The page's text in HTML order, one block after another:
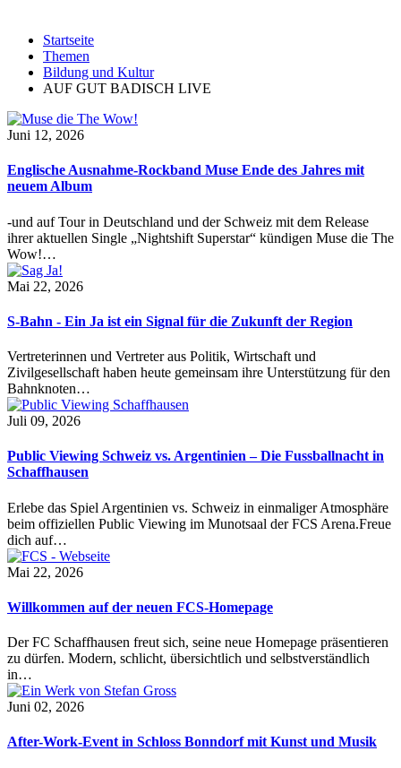
Startseite
Themen
Bildung und Kultur
AUF GUT BADISCH LIVE
Juni 12, 2026
Englische Ausnahme-Rockband Muse Ende des Jahres mit
neuem Album
-und auf Tour in Deutschland und der Schweiz mit dem Release
ihrer aktuellen Single „Nightshift Superstar“ kündigen Muse die The
Wow!…
Mai 22, 2026
S-Bahn - Ein Ja ist ein Signal für die Zukunft der Region
Vertreterinnen und Vertreter aus Politik, Wirtschaft und
Zivilgesellschaft haben heute gemeinsam ihre Unterstützung für den
Bahnknoten…
Juli 09, 2026
Public Viewing Schweiz vs. Argentinien – Die Fussballnacht in
Schaffhausen
Erlebe das Spiel Argentinien vs. Schweiz in einmaliger Atmosphäre
beim offiziellen Public Viewing im Munotsaal der FCS Arena.Freue
dich auf…
Mai 22, 2026
Willkommen auf der neuen FCS-Homepage
Der FC Schaffhausen freut sich, seine neue Homepage präsentieren
zu dürfen. Modern, schlicht, übersichtlich und selbstverständlich
in…
Juni 02, 2026
After-Work-Event in Schloss Bonndorf mit Kunst und Musik